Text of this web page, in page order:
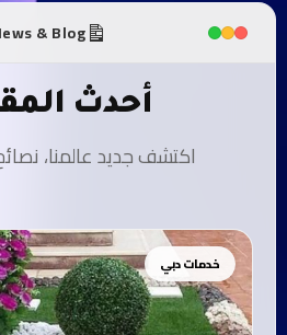
& Blog
أحدث
اكتشف جديد عالمنا،
خدمات دبي